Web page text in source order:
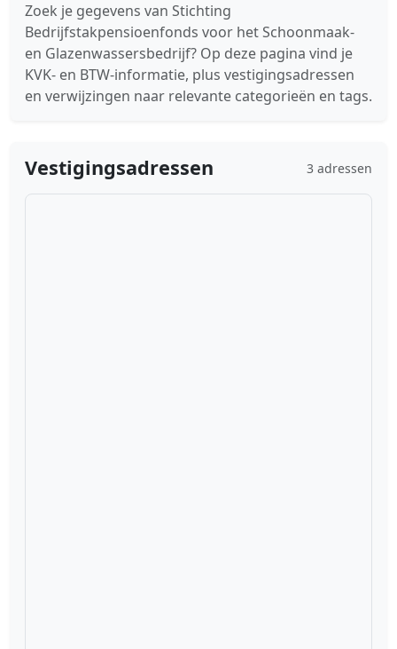
Zoek je gegevens van Stichting
Bedrijfstakpensioenfonds voor het Schoonmaak-
en Glazenwassersbedrijf? Op deze pagina vind je
KVK- en BTW-informatie, plus vestigingsadressen
en verwijzingen naar relevante categorieën en tags.
Vestigingsadressen 3 adressen